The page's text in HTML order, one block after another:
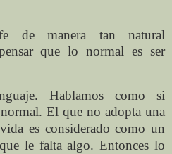
de manera tan natural
que lo normal es ser
Hablamos como si
El que no adopta una
es considerado como un
le falta algo. Entonces lo